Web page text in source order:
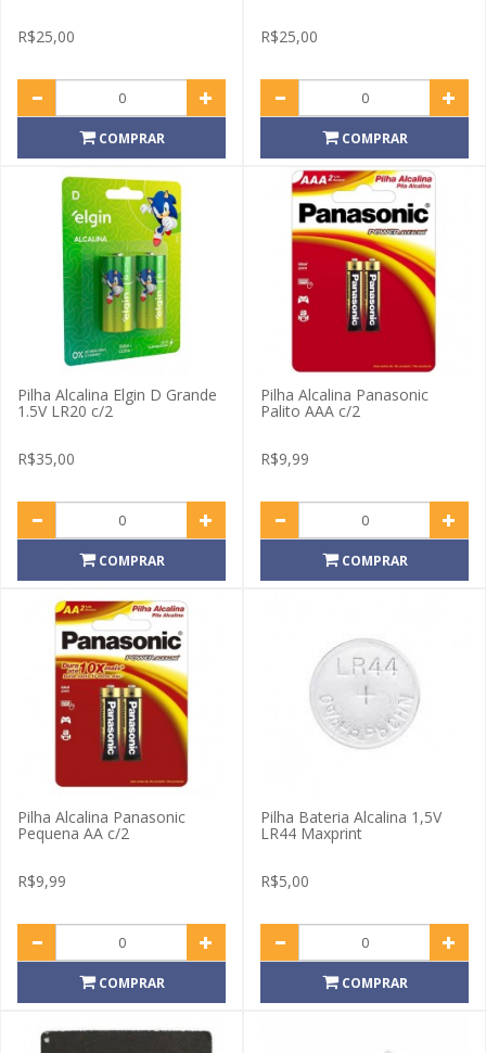
R$25,00
COMPRAR
R$25,00
COMPRAR
Pilha Alcalina Elgin D Grande
1.5V LR20 c/2
R$35,00
COMPRAR
Pilha Alcalina Panasonic
Palito AAA c/2
R$9,99
COMPRAR
Pilha Alcalina Panasonic
Pequena AA c/2
R$9,99
COMPRAR
Pilha Bateria Alcalina 1,5V
LR44 Maxprint
R$5,00
COMPRAR